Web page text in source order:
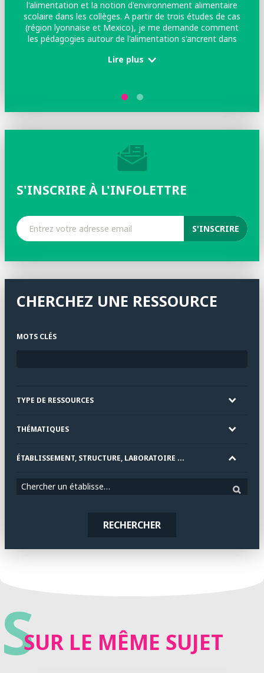
l'alimentation et la notion d'environnement alimentaire
scolaire dans les collèges. A partir de trois études de cas
(région lyonnaise et Mexico), je me demande comment
les pédagogies autour de l'alimentation s'ancrent dans
des pédagogies qui visent à reconnecter les élèves à
titre, je collabore avec des enseignant.es du Réseau
alimentaire".
Lire plus
S'INSCRIRE À L'INFOLETTRE
CHERCHEZ UNE RESSOURCE
MOTS CLÉS
TYPE DE RESSOURCES
THÉMATIQUES
ÉTABLISSEMENT, STRUCTURE, LABORATOIRE ...
Chercher un établissement
RECHERCHER
SSUR LE MÊME SUJET